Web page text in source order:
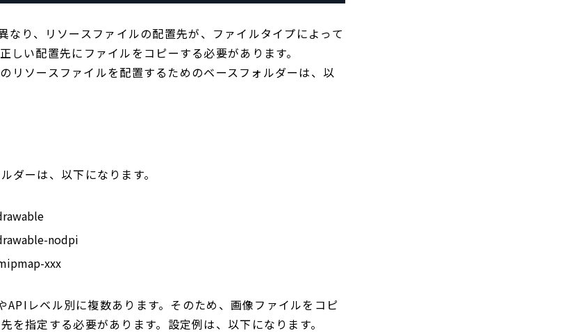
り、リソースファイルの配置先が、ファイルタイプによって
しい配置先にファイルをコピーする必要があります。
リソースファイルを配置するためのベースフォルダーは、以
ダーは、以下になります。
nodpi
xxx
レベル別に複数あります。そのため、画像ファイルをコピ
を指定する必要があります。設定例は、以下になります。